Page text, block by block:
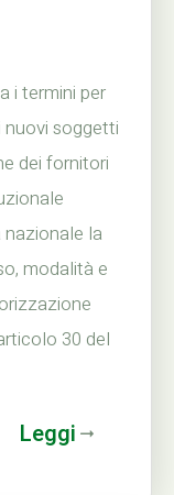
i termini per
nuovi soggetti
dei fornitori
nazionale la
modalità e
30 del
Leggi